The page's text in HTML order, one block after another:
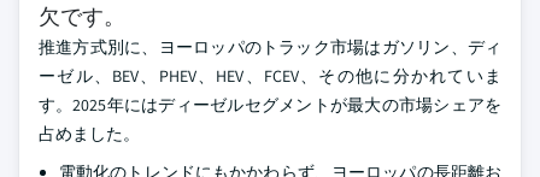
欠です。
推進方式別に、ヨーロッパのトラック市場はガソリン、ディ
ーゼル、BEV、PHEV、HEV、FCEV、その他に分かれていま
す。2025年にはディーゼルセグメントが最大の市場シェアを
占めました。
電動化のトレンドにもかかわらず、ヨーロッパの長距離お